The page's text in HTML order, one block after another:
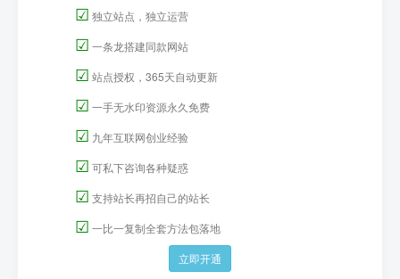
☑ 独立站点，独立运营
☑ 一条龙搭建同款网站
☑ 站点授权，365天自动更新
☑ 一手无水印资源永久免费
☑ 九年互联网创业经验
☑ 可私下咨询各种疑惑
☑ 支持站长再招自己的站长
☑ 一比一复制全套方法包落地
立即开通